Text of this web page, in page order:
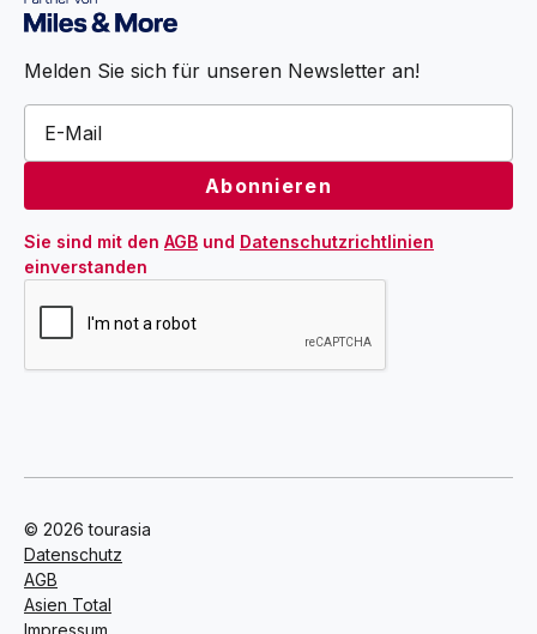
Melden Sie sich für unseren Newsletter an!
Sie sind mit den AGB und Datenschutzrichtlinien
einverstanden
© 2026 tourasia
Datenschutz
AGB
Asien Total